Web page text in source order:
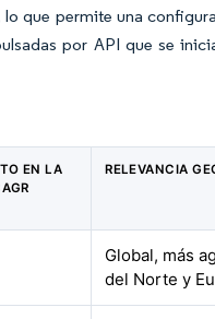
que permite una
por API que se
EN LA
RELEVANCIA
Global, más
del Norte y